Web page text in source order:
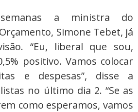
a ministra do
Simone Tebet, já
“Eu, liberal que sou,
positivo. Vamos colocar
e despesas”, disse a
no último dia 2. “Se as
como esperamos, vamos